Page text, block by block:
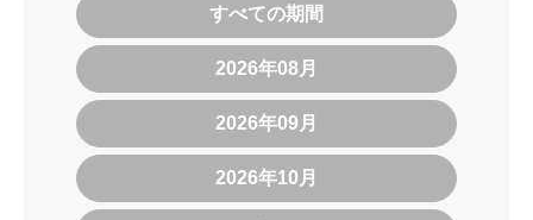
すべての期間
2026年08月
2026年09月
2026年10月